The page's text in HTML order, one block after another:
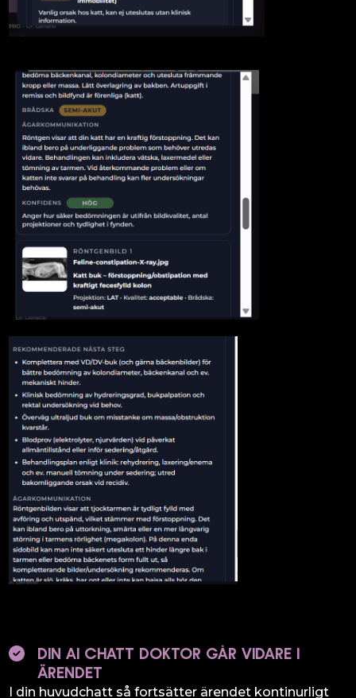
DIN AI CHATT DOKTOR GÅR VIDARE I
ÄRENDET
I din huvudchatt så fortsätter ärendet kontinurligt